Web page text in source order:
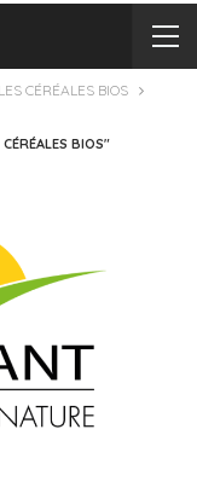
CÉRÉALES BIOS
BIOS"